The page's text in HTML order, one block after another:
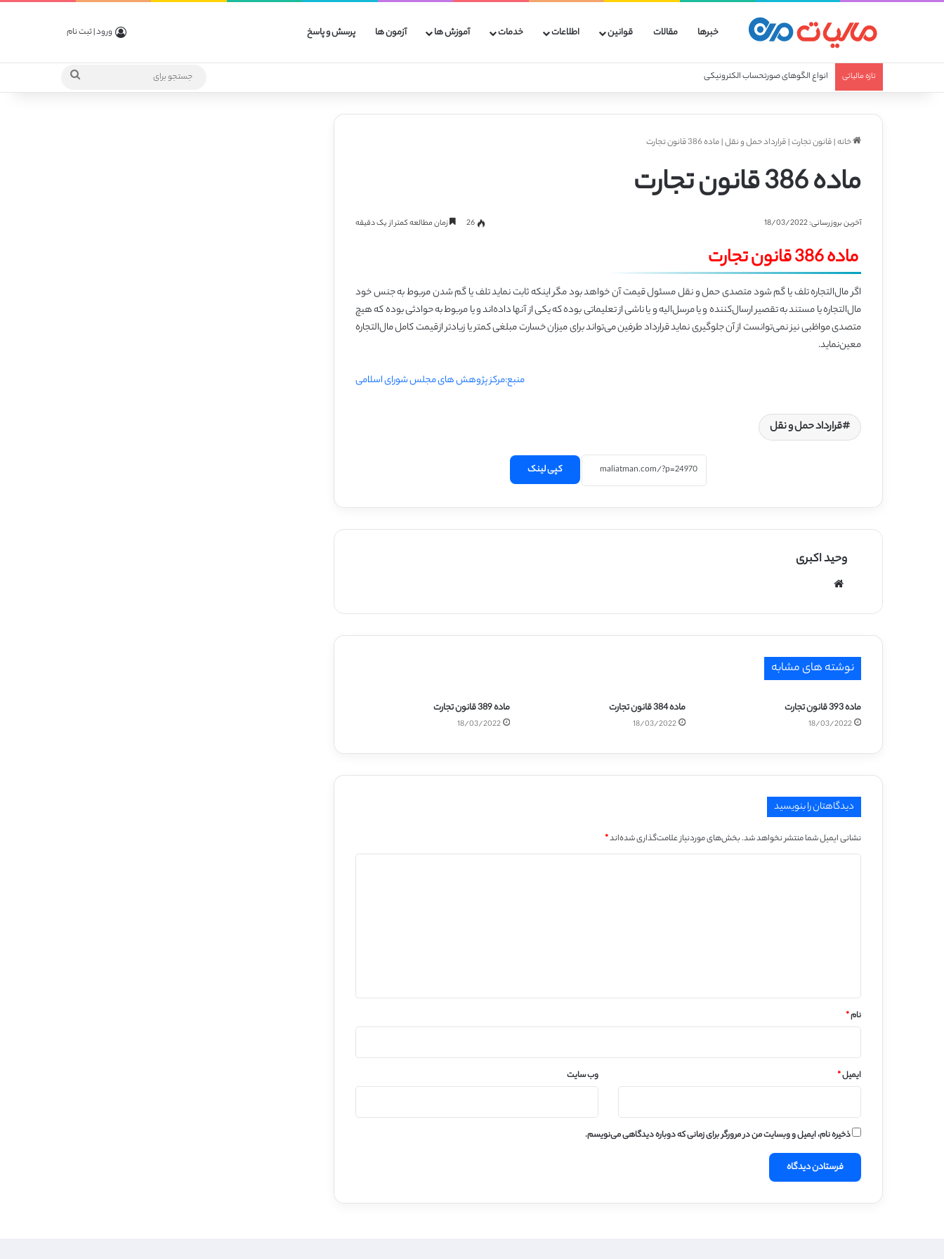
خبرها مقالات قوانین اطلاعات خدمات آموزش ها آزمون ها پرسش و پاسخ ورود | ثبت نام
تازه مالیاتی انواع الگوهای صورتحساب الکترونیکی
جستجو
خانه|قانون تجارت|قرارداد حمل و نقل|ماده 386 قانون تجارت
ماده 386 قانون تجارت
آخرین بروزرسانی: 18/03/2022 26 زمان مطالعه کمتر از یک دقیقه
ماده 386 قانون تجارت
اگر مال‌التجاره تلف یا گم شود متصدی حمل و نقل مسئول قیمت آن خواهد بود مگر اینکه ثابت نماید تلف یا گم شدن مربوط به جنس‌ خود
مال‌التجاره یا مستند به تقصیر ارسال‌کننده و یا مرسل‌الیه و یا ناشی از تعلیماتی بوده که یکی از آنها داده‌اند و یا مربوط به حوادثی بوده که هیچ‌
متصدی مواظبی نیز نمی‌توانست از آن جلوگیری نماید قرارداد طرفین می‌تواند برای میزان خسارت مبلغی کمتر یا زیادتر ازقیمت کامل مال‌التجاره
معین‌نماید.
منبع:مرکز پژوهش های مجلس شورای اسلامی
قرارداد حمل و نقل
کپی لینک
وحید اکبری
نوشته های مشابه
ماده 393 قانون تجارت
18/03/2022
ماده 384 قانون تجارت
18/03/2022
ماده 389 قانون تجارت
18/03/2022
دیدگاهتان را بنویسید
نشانی ایمیل شما منتشر نخواهد شد.بخش‌های موردنیاز علامت‌گذاری شده‌اند*
نام*
ایمیل* وب‌ سایت
ذخیره نام، ایمیل و وبسایت من در مرورگر برای زمانی که دوباره دیدگاهی می‌نویسم.